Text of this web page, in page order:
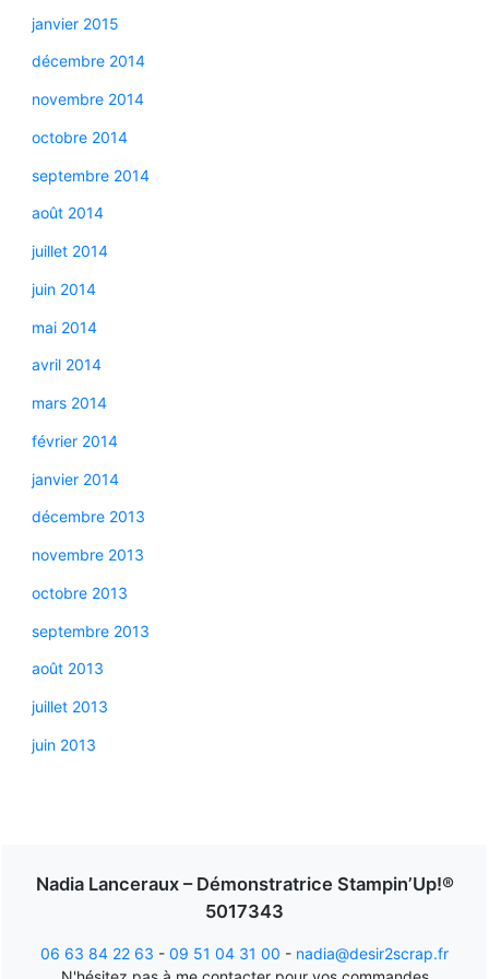
janvier 2015
décembre 2014
novembre 2014
octobre 2014
septembre 2014
août 2014
juillet 2014
juin 2014
mai 2014
avril 2014
mars 2014
février 2014
janvier 2014
décembre 2013
novembre 2013
octobre 2013
septembre 2013
août 2013
juillet 2013
juin 2013
Nadia Lanceraux – Démonstratrice Stampin’Up!®
5017343
06 63 84 22 63 - 09 51 04 31 00 - nadia@desir2scrap.fr